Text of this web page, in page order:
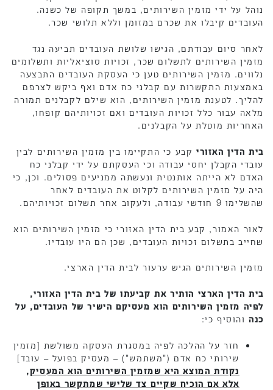
נוהל על ידי מזמין השירותים, במשך תקופה של כשנה.
העובדים קיבלו את שכרם במזומן וללא תלושי שכר.
לאחר סיום עבודתם, הגישו שלושת העובדים תביעה נגד
מזמין השירותים לתשלום שכר, זכויות סוציאליות ותשלומים
נלווים. מזמין השירותים טען כי העסקת העובדים התבצעה
באמצעות התקשרות עם קבלני כח אדם ואף ביקש לצרפם
להליך. לטענת מזמין השירותים, הוא שילם לקבלנים תמורה
מלאה עבור כלל זכויות העובדים ואם זכויותיהם קופחו,
האחריות מוטלת על הקבלנים.
בית הדין האזורי קבע כי התקיימו בין מזמין השירותים לבין
עובדי הקבלן יחסי עבודה וכי העסקתם על ידי קבלני כח
האדם לא הייתה אותנטית ונעשתה ממניעים פסולים. וכן, כי
היה על מזמין השירותים לקלוט את העובדים לאחר
שהשלימו 9 חודשי עבודה, ולעקוב אחר תשלום זכויותיהם.
לאור האמור, קבע בית הדין האזורי כי מזמין השירותים הוא
שחייב בתשלום זכויות העובדים, שכן הם היו עובדיו.
מזמין השירותים הגיש ערעור לבית הדין הארצי.
בית הדין הארצי הותיר את קביעתו של בית הדין האזורי,
לפיה מזמין השירותים הוא מעסיקם הישיר של העובדים, על
כנה והוסיף כי:
חזר על ההלכה לפיה במסגרת העסקה משולשת [מזמין
שירותי כח אדם ("משתמש") – מעסיק בפועל – עובד]
נקודת המוצא היא שמזמין השירותים הוא המעסיק,
אלא אם הוכיח שקיים צד שלישי שמתקשר באופן